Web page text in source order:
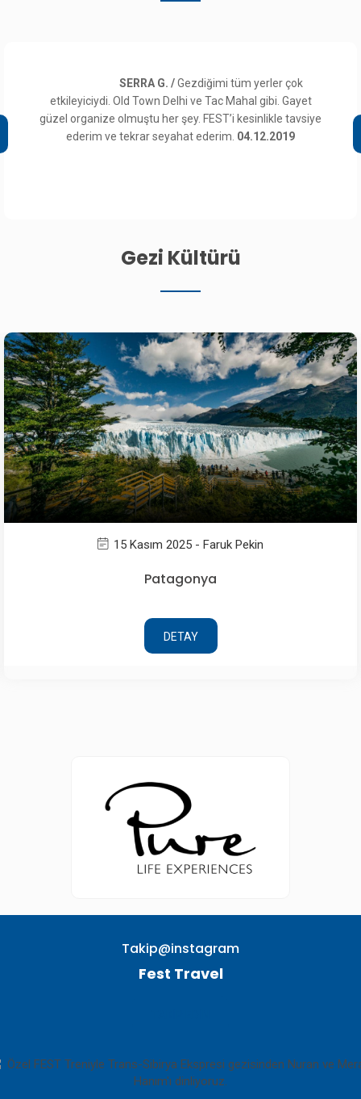
SERRA G. /Gezdiğimi tüm yerler çok
etkileyiciydi. Old Town Delhi ve Tac Mahal gibi. Gayet
güzel organize olmuştu her şey. FEST’i kesinlikle tavsiye
ederim ve tekrar seyahat ederim. 04.12.2019
Gezi Kültürü
15 Kasım 2025 - Faruk Pekin
Patagonya
DETAY
Takip@instagram
Fest Travel